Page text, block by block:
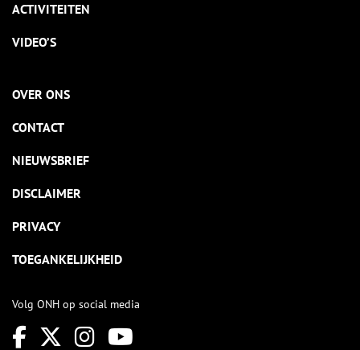
ACTIVITEITEN
VIDEO’S
OVER ONS
CONTACT
NIEUWSBRIEF
DISCLAIMER
PRIVACY
TOEGANKELIJKHEID
Volg ONH op social media